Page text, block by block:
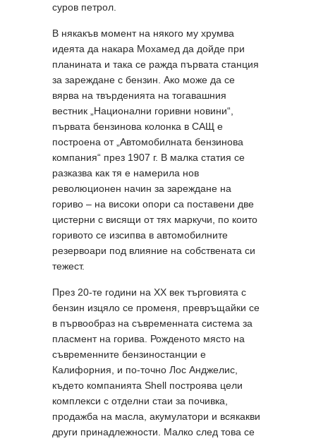
суров петрол.
В някакъв момент на някого му хрумва
идеята да накара Мохамед да дойде при
планината и така се ражда първата станция
за зареждане с бензин. Ако може да се
вярва на твърденията на тогавашния
вестник „Национални горивни новини“,
първата бензинова колонка в САЩ е
построена от „Автомобилната бензинова
компания“ през 1907 г. В малка статия се
разказва как тя е намерила нов
революционен начин за зареждане на
гориво – на високи опори са поставени две
цистерни с висящи от тях маркучи, по които
горивото се изсипва в автомобилните
резервоари под влияние на собствената си
тежест.
През 20-те години на XX век търговията с
бензин изцяло се променя, превръщайки се
в първообраз на съвременната система за
пласмент на горива. Рожденото място на
съвременните бензиностанции е
Калифорния, и по-точно Лос Анджелис,
където компанията Shell построява цели
комплекси с отделни стаи за почивка,
продажба на масла, акумулатори и всякакви
други принадлежности. Малко след това се